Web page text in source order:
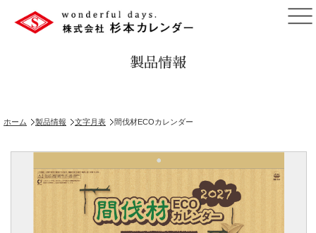
製品情報
ホーム 製品情報 文字月表 間伐材ECOカレンダー